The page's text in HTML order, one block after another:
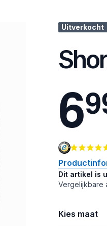
Uitverkocht
69
Dit artikel is
Vergelijkbare
Kies maat